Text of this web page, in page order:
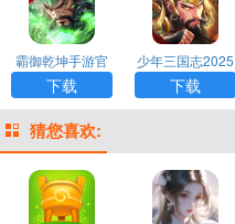
霸御乾坤手游官
方版下载
下载
少年三国志2025
最新版手游下载
下载
猜您喜欢: